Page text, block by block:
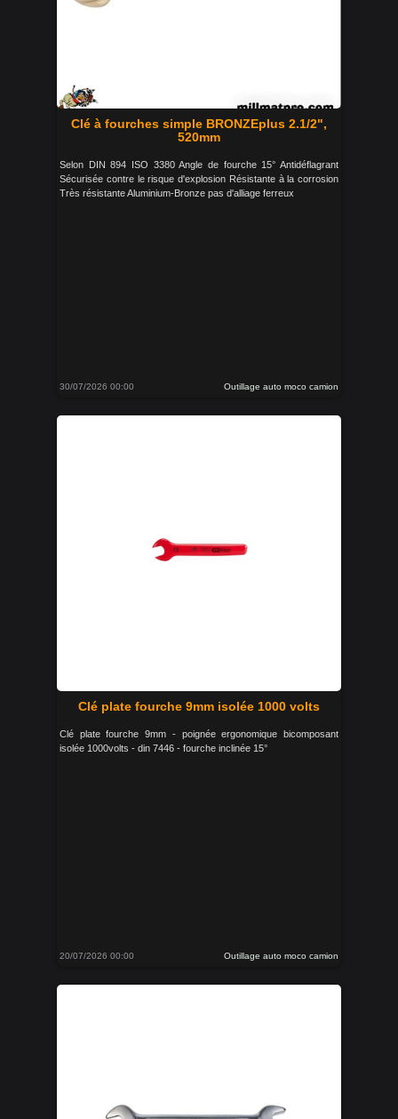
Clé à fourches simple BRONZEplus 2.1/2",
520mm
Selon DIN 894 ISO 3380 Angle de fourche 15° Antidéflagrant
Sécurisée contre le risque d'explosion Résistante à la corrosion
Très résistante Aluminium-Bronze pas d'alliage ferreux
30/07/2026 00:00 Outillage auto moco camion
Clé plate fourche 9mm isolée 1000 volts
Clé plate fourche 9mm - poignée ergonomique bicomposant
isolée 1000volts - din 7446 - fourche inclinée 15°
20/07/2026 00:00 Outillage auto moco camion